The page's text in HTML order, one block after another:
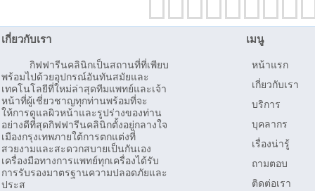
เกี่ยวกับเรา
กิฟฟารีนคลินิกเป็นสถานที่ที่เพียบ
พร้อมไปด้วยอุปกรณ์อันทันสมัยและ
เทคโนโลยีที่ใหม่ล่าสุดทีมแพทย์และเจ้า
หน้าที่ผู้เชี่ยวชาญทุกท่านพร้อมที่จะ
ให้การดูแลผิวหน้าและรูปร่างของท่าน
อย่างดีที่สุดกิฟฟารีนคลินิกตั้งอยู่กลางใจ
เมืองกรุงเทพภายใต้การตกแต่งที่
สวยงามและสะดวกสบายเป็นกันเอง
เครื่องมือทางการแพทย์ทุกเครื่องได้รับ
การรับรองมาตรฐานความปลอดภัยและ
ประส
เมนู
หน้าแรก
เกี่ยวกับเรา
บริการ
บุคลากร
เรื่องน่ารู้
ถามตอบ
ติดต่อเรา